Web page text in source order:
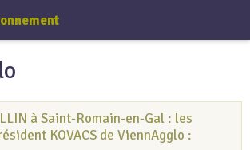
à Saint-Romain-en-Gal : les
KOVACS de ViennAgglo :